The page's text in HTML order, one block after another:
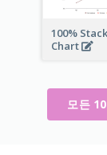
100%
Chart
모든